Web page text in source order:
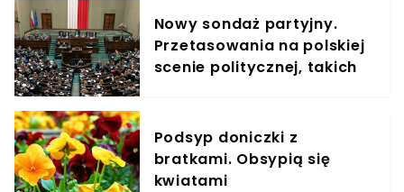
Nowy sondaż partyjny.
Przetasowania na polskiej
scenie politycznej, takich
Podsyp doniczki z
bratkami. Obsypią się
kwiatami